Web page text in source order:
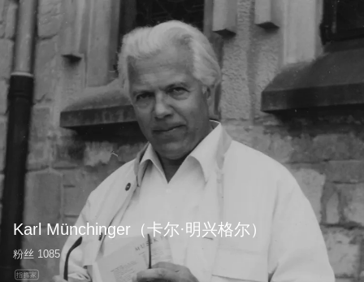
Karl Münchinger （卡尔·明兴格尔）
粉丝 1085
指挥家